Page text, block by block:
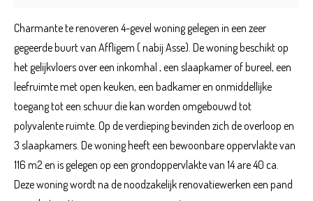
Charmante te renoveren 4-gevel woning gelegen in een zeer
gegeerde buurt van Affligem ( nabij Asse). De woning beschikt op
het gelijkvloers over een inkomhal , een slaapkamer of bureel, een
leefruimte met open keuken, een badkamer en onmiddellijke
toegang tot een schuur die kan worden omgebouwd tot
polyvalente ruimte. Op de verdieping bevinden zich de overloop en
3 slaapkamers. De woning heeft een bewoonbare oppervlakte van
116 m2 en is gelegen op een grondoppervlakte van 14 are 40 ca.
Deze woning wordt na de noodzakelijk renovatiewerken een pand